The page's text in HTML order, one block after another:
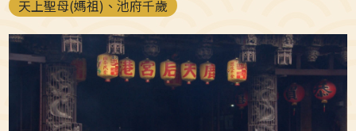
天上聖母(媽祖)、池府千歲